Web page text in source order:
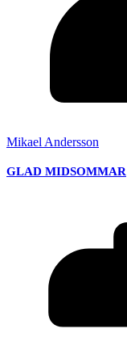
Mikael Andersson
GLAD MIDSOMMAR